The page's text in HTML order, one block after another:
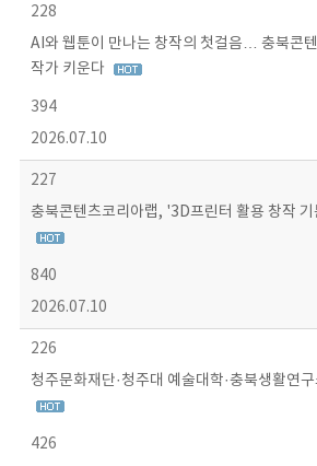
228
AI와 웹툰이 만나는 창작의 첫걸음… 충북콘
작가 키운다
394
2026.07.10
227
충북콘텐츠코리아랩, '3D프린터 활용 창작
840
2026.07.10
226
청주문화재단·청주대 예술대학·충북생활연
426